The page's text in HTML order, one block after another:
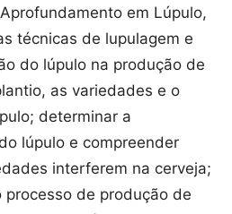
em Lúpulo,
técnicas de lupulagem e
do lúpulo na produção de
as variedades e o
determinar a
lúpulo e compreender
interferem na cerveja;
de produção de